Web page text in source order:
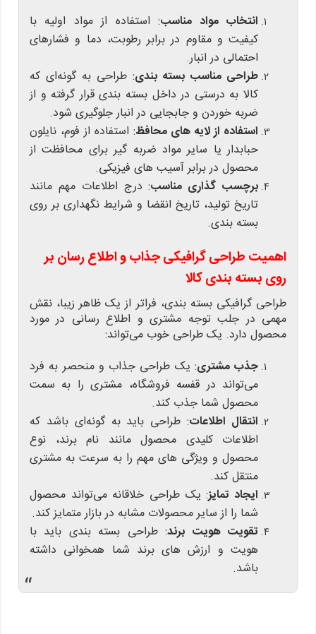
انتخاب مواد مناسب: استفاده از مواد اولیه با
کیفیت و مقاوم در برابر رطوبت، دما و فشارهای
احتمالی در انبار.
طراحی مناسب بسته بندی: طراحی به گونه‌ای که
کالا به درستی در داخل بسته بندی قرار گرفته و از
ضربه خوردن و جابجایی در انبار جلوگیری شود.
استفاده از لایه های محافظ: استفاده از فوم، نایلون
حبابدار یا سایر مواد ضربه گیر برای محافظت از
محصول در برابر آسیب های فیزیکی.
برچسب گذاری مناسب: درج اطلاعات مهم مانند
تاریخ تولید، تاریخ انقضا و شرایط نگهداری بر روی
بسته بندی.
اهمیت طراحی گرافیکی جذاب و اطلاع رسان بر
روی بسته بندی کالا
طراحی گرافیکی بسته بندی، فراتر از یک ظاهر زیبا، نقش
مهمی در جلب توجه مشتری و اطلاع رسانی در مورد
محصول دارد. یک طراحی خوب می‌تواند:
جذب مشتری: یک طراحی جذاب و منحصر به فرد
می‌تواند در قفسه فروشگاه، مشتری را به سمت
محصول شما جذب کند.
انتقال اطلاعات: طراحی باید به گونه‌ای باشد که
اطلاعات کلیدی محصول مانند نام برند، نوع
محصول و ویژگی های مهم را به سرعت به مشتری
منتقل کند.
ایجاد تمایز: یک طراحی خلاقانه می‌تواند محصول
شما را از سایر محصولات مشابه در بازار متمایز کند.
تقویت هویت برند: طراحی بسته بندی باید با
هویت و ارزش های برند شما همخوانی داشته
باشد.
“